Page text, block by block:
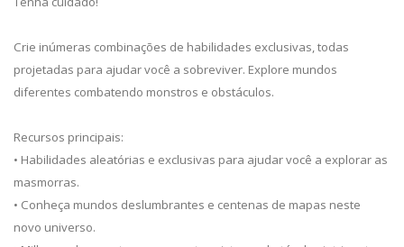
Crie inúmeras combinações de habilidades exclusivas, todas
projetadas para ajudar você a sobreviver. Explore mundos
diferentes combatendo monstros e obstáculos.
Recursos principais:
• Habilidades aleatórias e exclusivas para ajudar você a explorar as
masmorras.
• Conheça mundos deslumbrantes e centenas de mapas neste
novo universo.